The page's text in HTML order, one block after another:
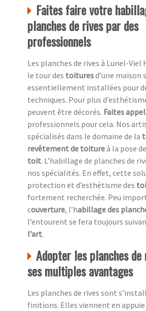
Faites faire votre
planches de rives par des
professionnels
Les planches de rives à Lunel-
le tour des toituresd’une maison
essentiellement installées pour
techniques. Pour plus
peuvent être décorés. Faites appel
professionnels pour cela. Nos
spécialisés dans le domaine de la
revêtement de toitureà la pose de
toit. L’habillage de planches de
nos spécialités. En effet, cette
protection et d’esthétisme des
fortement recherchée. Peu
couverture, l’habillage des
l’entourent se fera toujours
l’art.
Adopter les planches
ses multiples avantages
Les planches de rives sont
finitions. Elles viennent en appuie